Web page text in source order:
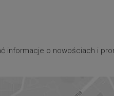
informacje o nowościach i